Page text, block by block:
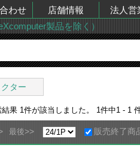
わせ 店舗情報 法人営
製品を除く）
ター
結果 1 件が該当しました。 1 件中1 - 1
最後>> 販売終了商